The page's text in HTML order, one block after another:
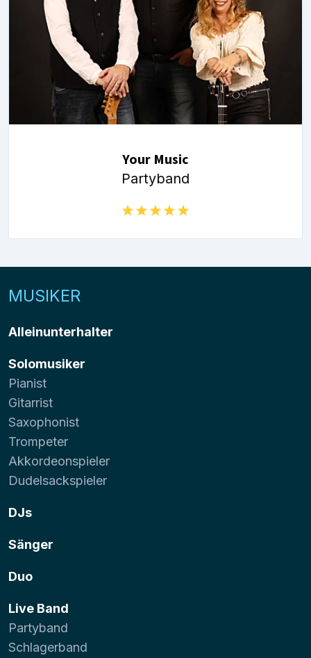
Your Music
Partyband
MUSIKER
Alleinunterhalter
Solomusiker
Pianist
Gitarrist
Saxophonist
Trompeter
Akkordeonspieler
Dudelsackspieler
DJs
Sänger
Duo
Live Band
Partyband
Schlagerband